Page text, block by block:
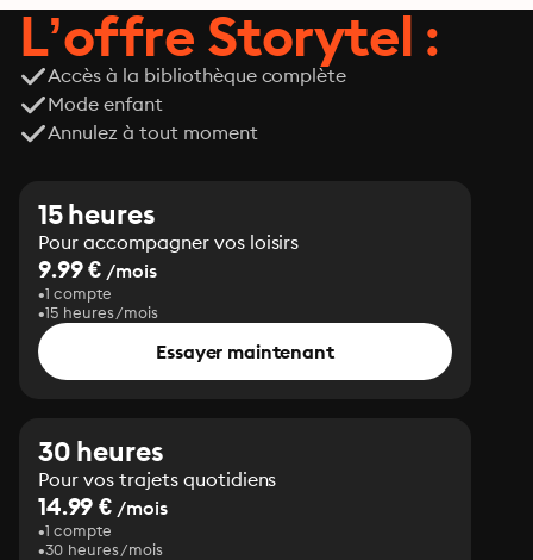
L’offre Storytel :
Accès à la bibliothèque complète
Mode enfant
Annulez à tout moment
15 heures
Pour accompagner vos loisirs
9.99 € /mois
1 compte
15 heures/mois
Essayer maintenant
30 heures
Pour vos trajets quotidiens
14.99 € /mois
1 compte
30 heures/mois